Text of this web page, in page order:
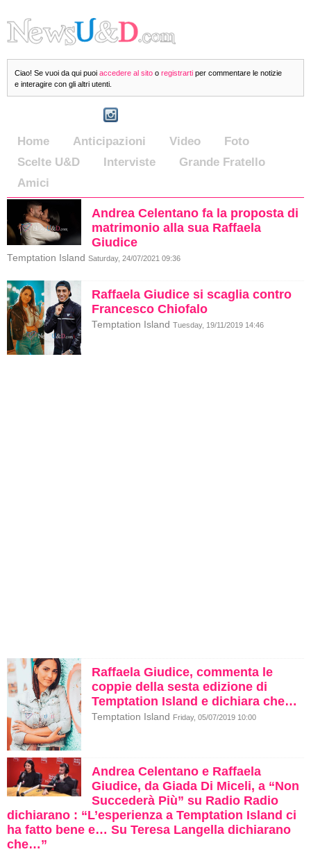
Ciao! Se vuoi da qui puoi accedere al sito o registrarti per commentare le notizie
e interagire con gli altri utenti.
Home Anticipazioni Video
Foto
Scelte U&D
Interviste
Grande Fratello
Amici
Andrea Celentano fa la proposta di
matrimonio alla sua Raffaela
Giudice
Temptation Island Saturday, 24/07/2021 09:36
Raffaela Giudice si scaglia contro
Francesco Chiofalo
Temptation Island Tuesday, 19/11/2019 14:46
Raffaela Giudice, commenta le
coppie della sesta edizione di
Temptation Island e dichiara che…
Temptation Island Friday, 05/07/2019 10:00
Andrea Celentano e Raffaela
Giudice, da Giada Di Miceli, a “Non
Succederà Più” su Radio Radio
dichiarano : “L’esperienza a Temptation Island ci
ha fatto bene e… Su Teresa Langella dichiarano
che…”